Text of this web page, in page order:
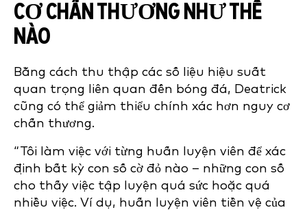
CƠ CHẤN THƯƠNG NHƯ THẾ
NÀO
Bằng cách thu thập các số liệu hiệu suất
quan trọng liên quan đến bóng đá, Deatrick
cũng có thể giảm thiểu chính xác hơn nguy cơ
chấn thương.
“Tôi làm việc với từng huấn luyện viên để xác
định bất kỳ con số cờ đỏ nào – những con số
cho thấy việc tập luyện quá sức hoặc quá
nhiều việc. Ví dụ, huấn luyện viên tiền vệ của